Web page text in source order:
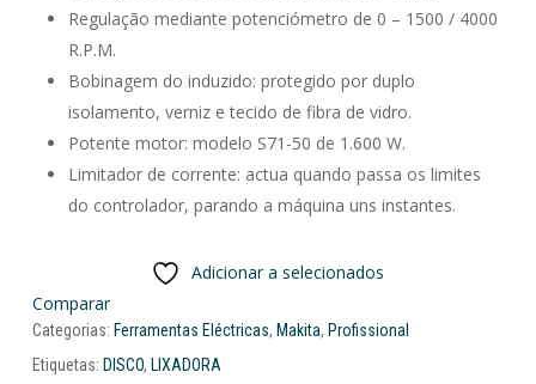
Regulação mediante potenciómetro de 0 – 1500 / 4000
R.P.M.
Bobinagem do induzido: protegido por duplo
isolamento, verniz e tecido de fibra de vidro.
Potente motor: modelo S71-50 de 1.600 W.
Limitador de corrente: actua quando passa os limites
do controlador, parando a máquina uns instantes.
Adicionar a selecionados
Comparar
Categorias: Ferramentas Eléctricas, Makita, Profissional
Etiquetas: DISCO, LIXADORA